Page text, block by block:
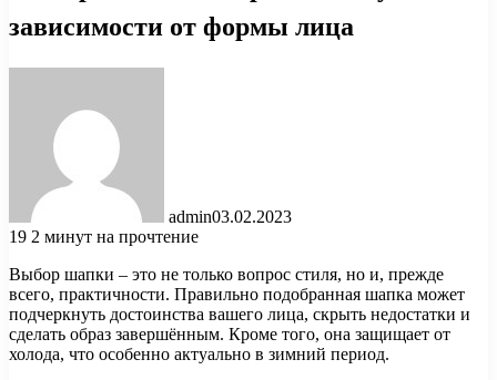
зависимости от формы лица
admin03.02.2023
19 2 минут на прочтение
Выбор шапки – это не только вопрос стиля, но и, прежде
всего, практичности. Правильно подобранная шапка может
подчеркнуть достоинства вашего лица, скрыть недостатки и
сделать образ завершённым. Кроме того, она защищает от
холода, что особенно актуально в зимний период.